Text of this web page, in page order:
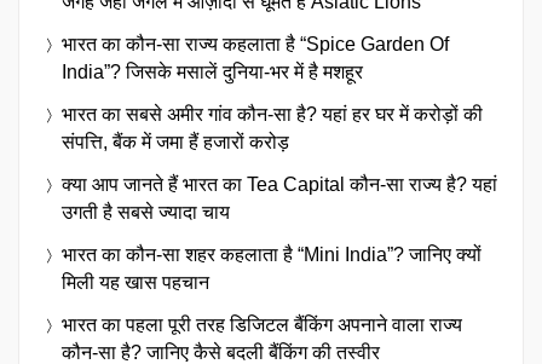
भारत का कौन-सा राज्य कहलाता है “Spice Garden Of
India”? जिसके मसालें दुनिया-भर में है मशहूर
भारत का सबसे अमीर गांव कौन-सा है? यहां हर घर में करोड़ों की
संपत्ति, बैंक में जमा हैं हजारों करोड़
क्या आप जानते हैं भारत का Tea Capital कौन-सा राज्य है? यहां
उगती है सबसे ज्यादा चाय
भारत का कौन-सा शहर कहलाता है “Mini India”? जानिए क्यों
मिली यह खास पहचान
भारत का पहला पूरी तरह डिजिटल बैंकिंग अपनाने वाला राज्य
कौन-सा है? जानिए कैसे बदली बैंकिंग की तस्वीर